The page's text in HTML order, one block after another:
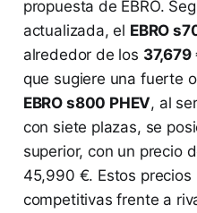
propuesta de EBRO.
actualizada, el EBRO
alrededor de los 37,679
que sugiere una fuerte
EBRO s800 PHEV, al
con siete plazas, se
superior, con un precio
45,990 €. Estos
competitivas frente a